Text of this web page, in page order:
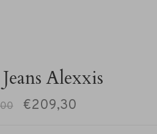
Alexxis
€209,30